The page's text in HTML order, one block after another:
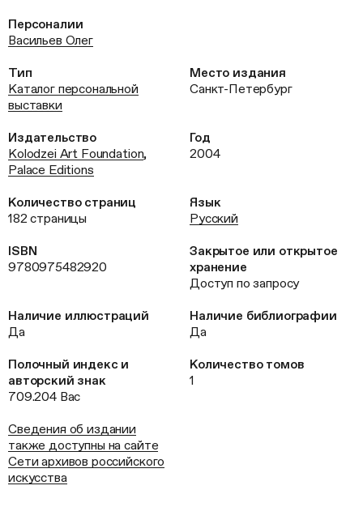
Персоналии
Васильев Олег
Тип
Каталог персональной
выставки
Место издания
Санкт-Петербург
Издательство
Kolodzei Art Foundation,
Palace Editions
Год
2004
Количество страниц
182 страницы
Язык
Русский
ISBN
9780975482920
Закрытое или открытое
хранение
Доступ по запросу
Наличие иллюстраций
Да
Наличие библиографии
Да
Полочный индекс и
авторский знак
709.204 Вас
Количество томов
1
Сведения об издании
также доступны на сайте
Сети архивов российского
искусства